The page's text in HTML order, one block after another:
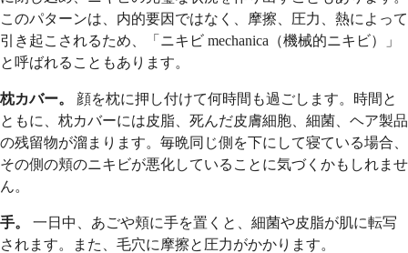
このパターンは、内的要因ではなく、摩擦、圧力、熱によって
引き起こされるため、「ニキビ mechanica（機械的ニキビ）」
と呼ばれることもあります。
枕カバー。
顔を枕に押し付けて何時間も過ごします。時間と
ともに、枕カバーには皮脂、死んだ皮膚細胞、細菌、ヘア製品
の残留物が溜まります。毎晩同じ側を下にして寝ている場合、
その側の頬のニキビが悪化していることに気づくかもしれませ
ん。
手。
一日中、あごや頬に手を置くと、細菌や皮脂が肌に転写
されます。また、毛穴に摩擦と圧力がかかります。